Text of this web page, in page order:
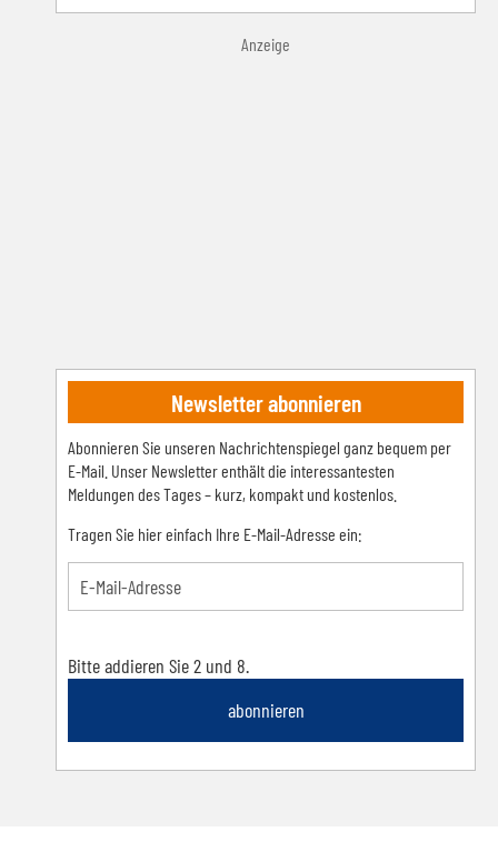
Anzeige
Newsletter abonnieren
Abonnieren Sie unseren Nachrichtenspiegel ganz bequem per
E-Mail. Unser Newsletter enthält die interessantesten
Meldungen des Tages – kurz, kompakt und kostenlos.
Tragen Sie hier einfach Ihre E-Mail-Adresse ein:
Bitte addieren Sie 2 und 8.
abonnieren